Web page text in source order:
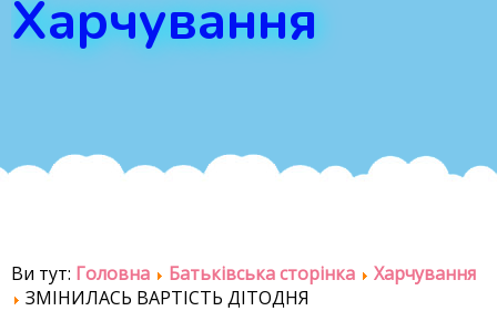
Харчування
Ви тут: Головна Батьківська сторінка
Харчування
ЗМІНИЛАСЬ ВАРТІСТЬ ДІТОДНЯ